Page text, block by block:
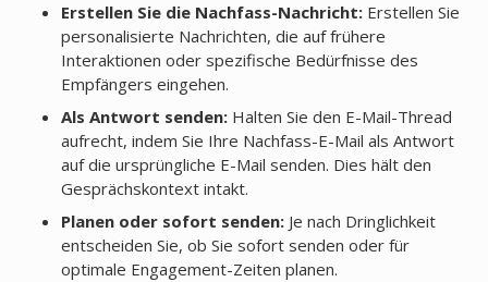
Erstellen Sie die Nachfass-Nachricht:Erstellen Sie
personalisierte Nachrichten, die auf frühere
Interaktionen oder spezifische Bedürfnisse des
Empfängers eingehen.
Als Antwort senden:Halten Sie den E-Mail-Thread
aufrecht, indem Sie Ihre Nachfass-E-Mail als Antwort
auf die ursprüngliche E-Mail senden. Dies hält den
Gesprächskontext intakt.
Planen oder sofort senden:Je nach Dringlichkeit
entscheiden Sie, ob Sie sofort senden oder für
optimale Engagement-Zeiten planen.